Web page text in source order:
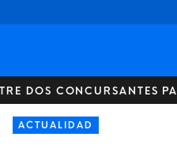
DOS CONCURSANTES
ACTUALIDAD